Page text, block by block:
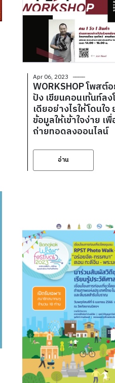
Apr 06, 2023
WORKSHOP โพสต์
ปัง เขียนคอนเท้นท์ลงโซเชียลมี
เดียอย่างไรให้โดนใจ
ข้อมูลให้เข้าใจง่าย เพื่
ถ่ายทอดลงออนไลน์
อ่าน